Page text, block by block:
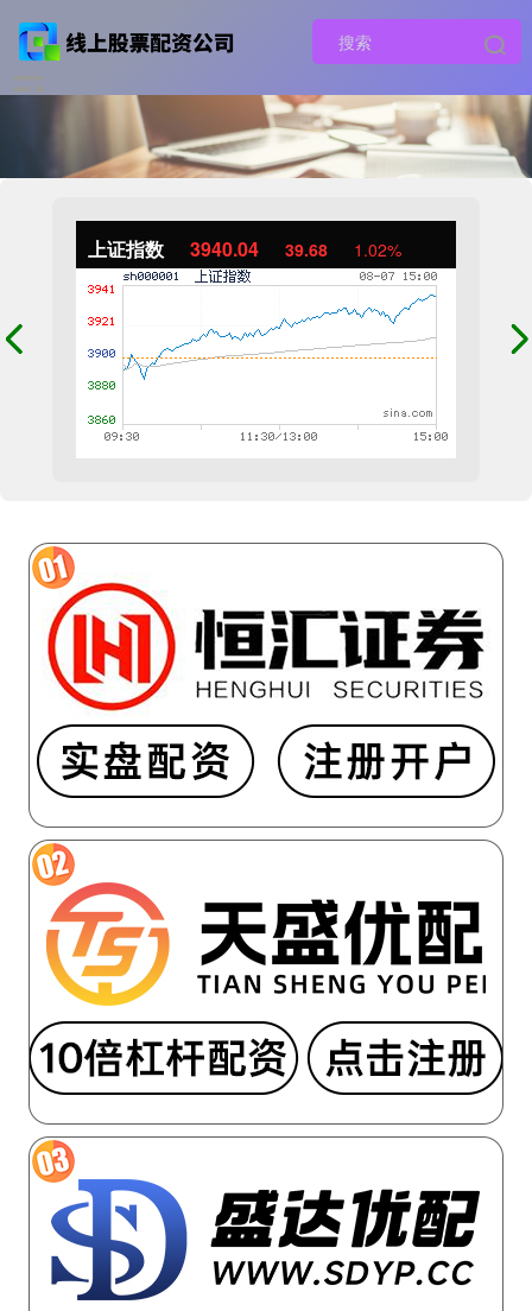
上证指数 3940.04 39.68 1.02%